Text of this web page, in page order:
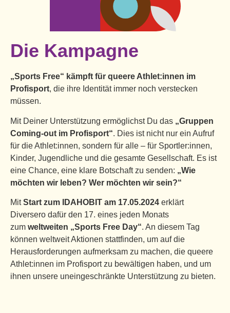
Die Kampagne
„Sports Free“ kämpft für queere Athlet:innen im
Profisport, die ihre Identität immer noch verstecken
müssen.
Mit Deiner Unterstützung ermöglichst Du das „Gruppen
Coming-out im Profisport“. Dies ist nicht nur ein Aufruf
für die Athlet:innen, sondern für alle – für Sportler:innen,
Kinder, Jugendliche und die gesamte Gesellschaft. Es ist
eine Chance, eine klare Botschaft zu senden: „Wie
möchten wir leben? Wer möchten wir sein?“
MitStart zum IDAHOBIT am 17.05.2024 erklärt
Diversero dafür den 17. eines jeden Monats
zum weltweiten „Sports Free Day“. An diesem Tag
können weltweit Aktionen stattfinden, um auf die
Herausforderungen aufmerksam zu machen, die queere
Athlet:innen im Profisport zu bewältigen haben, und um
ihnen unsere uneingeschränkte Unterstützung zu bieten.